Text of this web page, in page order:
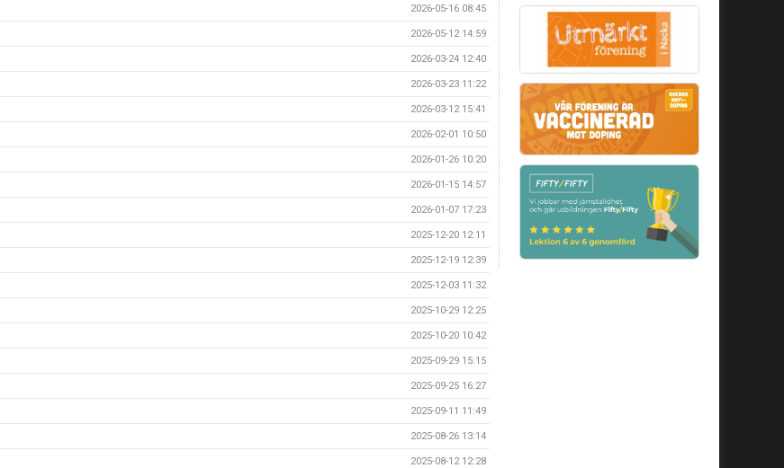
2026-05-16 08:45
2026-05-12 14:59
2026-03-24 12:40
2026-03-23 11:22
2026-03-12 15:41
2026-02-01 10:50
2026-01-26 10:20
2026-01-15 14:57
2026-01-07 17:23
2025-12-20 12:11
2025-12-19 12:39
2025-12-03 11:32
2025-10-29 12:25
2025-10-20 10:42
2025-09-29 15:15
2025-09-25 16:27
2025-09-11 11:49
2025-08-26 13:14
2025-08-12 12:28